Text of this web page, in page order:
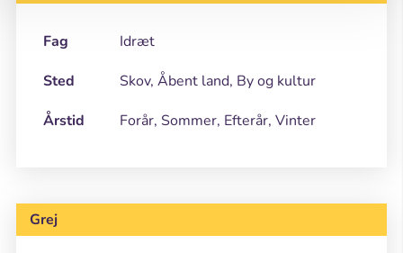
Fag
Idræt
Sted
Skov, Åbent land, By og kultur
Årstid
Forår, Sommer, Efterår, Vinter
Grej